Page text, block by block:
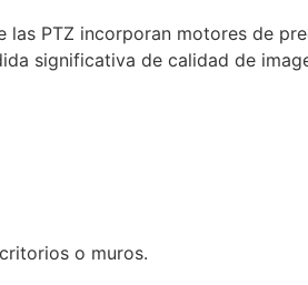
PTZ incorporan motores de
significativa de calidad de
o muros.